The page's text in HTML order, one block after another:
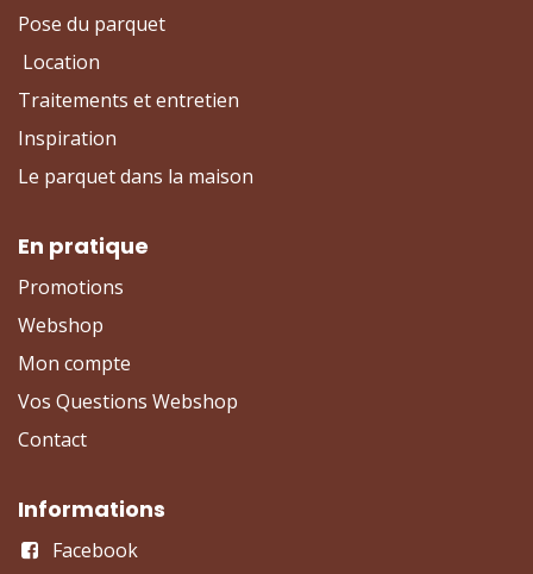
Pose du parquet
Location
Traitements et entretien
Inspiration
Le parquet dans la maison
En pratique
Promotions
Webshop
Mon compte
Vos Questions Webshop
Contact
Informations
Facebook